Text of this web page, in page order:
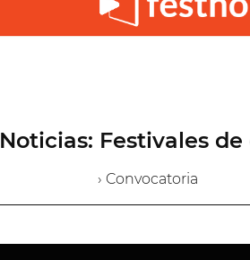
Noticias: Festivales de
› Convocatoria